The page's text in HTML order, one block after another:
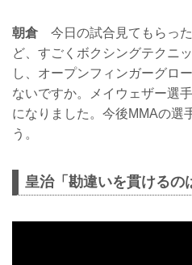
朝倉今日の試合見てもらった
ど、すごくボクシングテクニ
し、オープンフィンガーグロ
ないですか。メイウェザー選
になりました。今後MMAの選
う。
皇治「勘違いを貫けるの